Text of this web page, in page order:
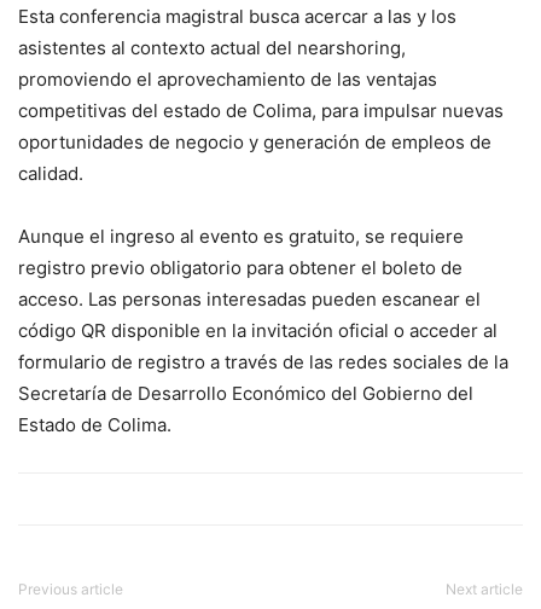
Esta conferencia magistral busca acercar a las y los
asistentes al contexto actual del nearshoring,
promoviendo el aprovechamiento de las ventajas
competitivas del estado de Colima, para impulsar nuevas
oportunidades de negocio y generación de empleos de
calidad.
Aunque el ingreso al evento es gratuito, se requiere
registro previo obligatorio para obtener el boleto de
acceso. Las personas interesadas pueden escanear el
código QR disponible en la invitación oficial o acceder al
formulario de registro a través de las redes sociales de la
Secretaría de Desarrollo Económico del Gobierno del
Estado de Colima.
Previous article Next article